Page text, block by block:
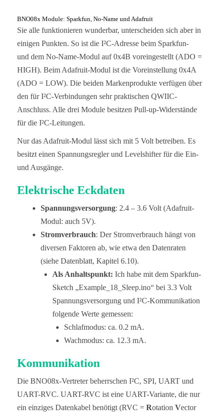
BNO08x Module: Sparkfun, No-Name und Adafruit
Sie alle funktionieren wunderbar, unterscheiden sich aber in
einigen Punkten. So ist die I²C-Adresse beim Sparkfun-
und dem No-Name-Modul auf 0x4B voreingestellt (ADO =
HIGH). Beim Adafruit-Modul ist die Voreinstellung 0x4A
(ADO = LOW). Die beiden Markenprodukte verfügen über
den für I²C-Verbindungen sehr praktischen QWIIC-
Anschluss. Alle drei Module besitzen Pull-up-Widerstände
für die I²C-Leitungen.
Nur das Adafruit-Modul lässt sich mit 5 Volt betreiben. Es
besitzt einen Spannungsregler und Levelshifter für die Ein-
und Ausgänge.
Elektrische Eckdaten
Spannungsversorgung: 2.4 – 3.6 Volt (Adafruit-
Modul: auch 5V).
Stromverbrauch: Der Stromverbrauch hängt von
diversen Faktoren ab, wie etwa den Datenraten
(siehe Datenblatt, Kapitel 6.10).
Als Anhaltspunkt: Ich habe mit dem Sparkfun-
Sketch „Example_18_Sleep.ino“ bei 3.3 Volt
Spannungsversorgung und I²C-Kommunikation
folgende Werte gemessen:
Schlafmodus: ca. 0.2 mA.
Wachmodus: ca. 12.3 mA.
Kommunikation
Die BNO08x-Vertreter beherrschen I²C, SPI, UART und
UART-RVC. UART-RVC ist eine UART-Variante, die nur
ein einziges Datenkabel benötigt (RVC = Rotation Vector